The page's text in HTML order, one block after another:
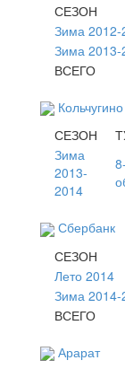
СЕЗОН
Зима 2012-
Зима 2013-
ВСЕГО
СЕЗОН
Зима
2013-
2014
Сбербанк
СЕЗОН
Лето 2014
Зима 2014-
ВСЕГО
Арарат